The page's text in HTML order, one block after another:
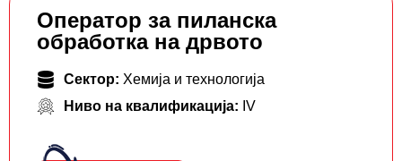
Оператор за пиланска
обработка на дрвото
Сектор: Хемија и технологија
Ниво на квалификација: IV